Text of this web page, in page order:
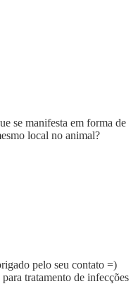
se manifesta em forma de
local no animal?
pelo seu contato =)
tratamento de infecções